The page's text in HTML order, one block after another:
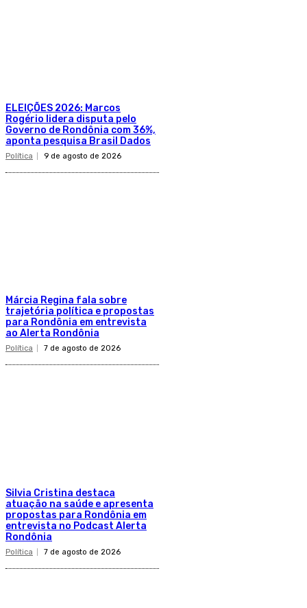
ELEIÇÕES 2026: Marcos
Rogério lidera disputa pelo
Governo de Rondônia com 36%,
aponta pesquisa Brasil Dados
Política 9 de agosto de 2026
Márcia Regina fala sobre
trajetória política e propostas
para Rondônia em entrevista
ao Alerta Rondônia
Política 7 de agosto de 2026
Silvia Cristina destaca
atuação na saúde e apresenta
propostas para Rondônia em
entrevista no Podcast Alerta
Rondônia
Política 7 de agosto de 2026